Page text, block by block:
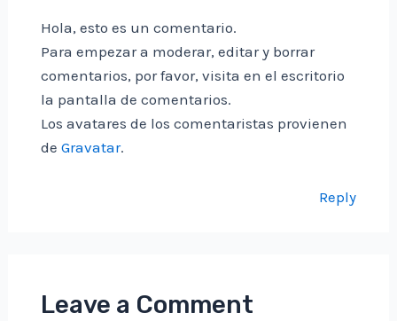
Hola, esto es un comentario.
Para empezar a moderar, editar y borrar
comentarios, por favor, visita en el escritorio
la pantalla de comentarios.
Los avatares de los comentaristas provienen
de Gravatar.
Reply
Leave a Comment